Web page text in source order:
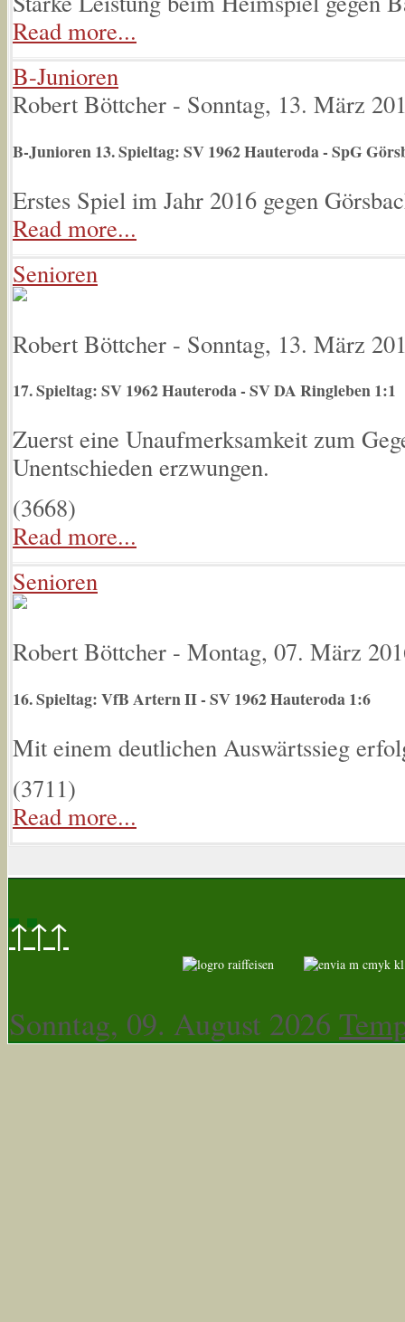
Read more...
B-Junioren
Robert Böttcher - Sonntag, 13. März
B-Junioren 13. Spieltag: SV 1962 Hauteroda - SpG
Erstes Spiel im Jahr 2016 gegen
Read more...
Senioren
Robert Böttcher - Sonntag, 13. März
17. Spieltag: SV 1962 Hauteroda - SV DA Ringleben 1:1
Zuerst eine Unaufmerksamkeit zum
Unentschieden erzwungen.
(3668)
Read more...
Senioren
Robert Böttcher - Montag, 07. März
16. Spieltag: VfB Artern II - SV 1962 Hauteroda 1:6
Mit einem deutlichen Auswärtssieg
(3711)
Read more...
↑↑↑
Sonntag, 09. August 2026